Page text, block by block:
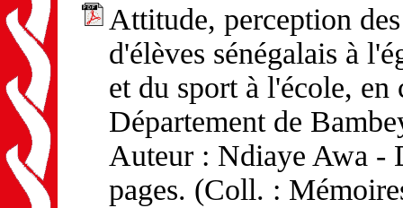
Attitude, perception
d'élèves sénégalais à
et du sport à l'école, en
Département de
Auteur : Ndiaye Awa -
pages. (Coll. :